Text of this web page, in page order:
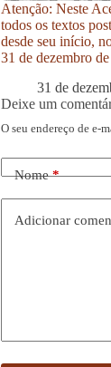
Atenção: Neste
todos os textos
desde seu início,
31 de dezembro
31 de
Deixe um
O seu endereço de e-
Nome*
Adicionar